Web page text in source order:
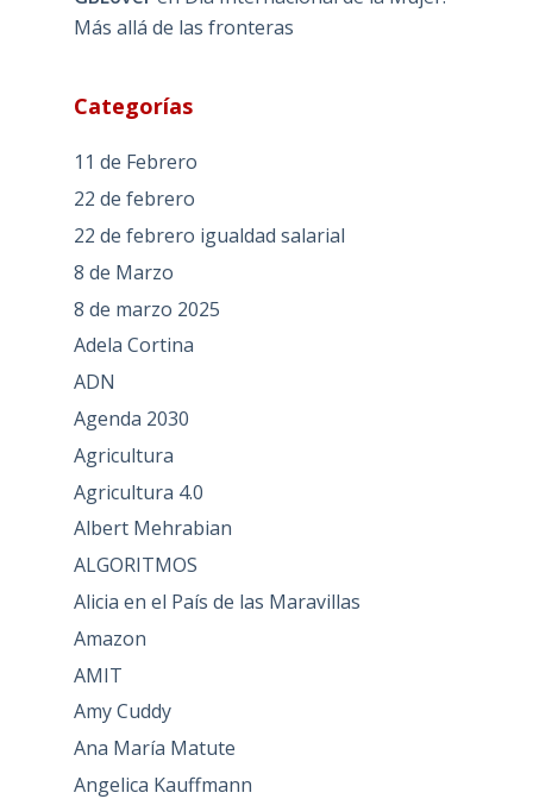
Más allá de las fronteras
Categorías
11 de Febrero
22 de febrero
22 de febrero igualdad salarial
8 de Marzo
8 de marzo 2025
Adela Cortina
ADN
Agenda 2030
Agricultura
Agricultura 4.0
Albert Mehrabian
ALGORITMOS
Alicia en el País de las Maravillas
Amazon
AMIT
Amy Cuddy
Ana María Matute
Angelica Kauffmann